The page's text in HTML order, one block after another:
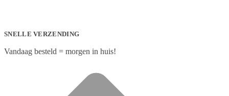
SNELLE VERZENDING
Vandaag besteld = morgen in huis!